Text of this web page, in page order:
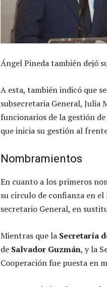
Ángel Pineda también dejó
A esta, también indicó que
subsecretaria General, Julia
funcionarios de la gestión
que inicia su gestión al
Nombramientos
En cuanto a los primeros
su circulo de confianza en el
secretario General, en
Mientras que la Secretaría
de Salvador Guzmán, y la
Cooperación fue puesta en